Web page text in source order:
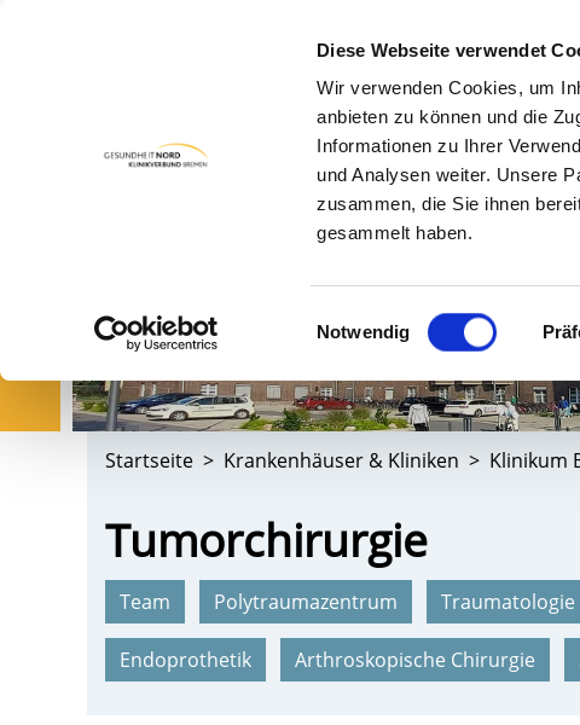
Diese Webseite verwendet
Wir verwenden Cookies, um
anbieten zu können und die
Informationen zu Ihrer
und Analysen weiter. Unsere
zusammen, die Sie ihnen
gesammelt haben.
Einwilligungsauswahl
Notwendig
Startseite Krankenhäuser & Kliniken Klinikum
Tumorchirurgie
Team Polytraumazentrum Traumatologie
Endoprothetik Arthroskopische Chirurgie